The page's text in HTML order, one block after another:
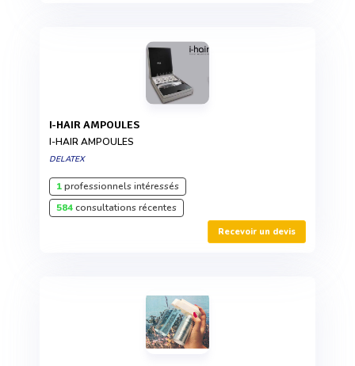
I-HAIR AMPOULES
I-HAIR AMPOULES
DELATEX
1professionnels intéressés
584consultations récentes
Recevoir un devis